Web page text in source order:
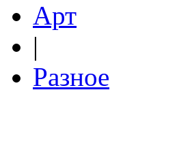
Арт
|
Разное